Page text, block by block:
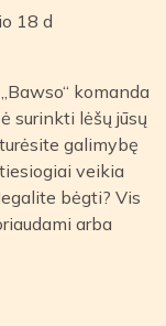
18 d
komanda
surinkti lėšų jūsų
galimybę
veikia
bėgti? Vis
arba